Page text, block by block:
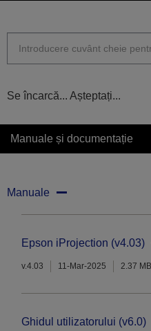
Se încarcă... Așteptați...
Manuale și documentație
Manuale
Epson iProjection (v4.03)
v.4.03 11-Mar-2025 2.37 MB
Ghidul utilizatorului (v6.0)